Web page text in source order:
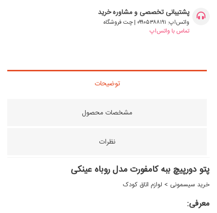
پشتیبانی تخصصی و مشاوره خرید
واتس‌اپ: ۰۹۹۰۵۳۸۸۱۹۱ | چت فروشگاه
تماس با واتس‌اپ
توضیحات
مشخصات محصول
نظرات
پتو دورپیچ ببه کامفورت مدل روباه عینکی
خرید سیسمونی > لوازم اتاق کودک
معرفی: